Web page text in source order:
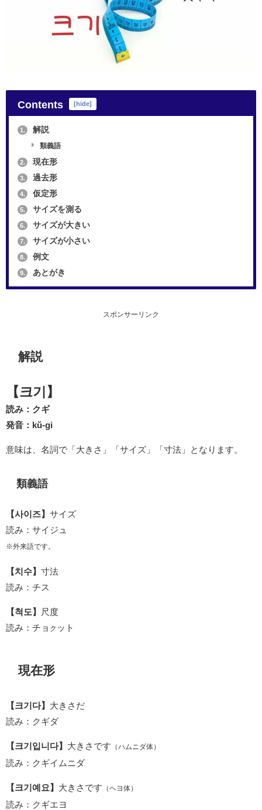
Contents [hide]
1. 解説
類義語
2. 現在形
3. 過去形
4. 仮定形
5. サイズを測る
6. サイズが大きい
7. サイズが小さい
8. 例文
9. あとがき
スポンサーリンク
解説
【크기】
読み：クギ
発音：kŭ-gi
意味は、名詞で「大きさ」「サイズ」「寸法」となります。
類義語
【사이즈】 サイズ
読み：サイジュ
※外来語です。
【치수】 寸法
読み：チス
【척도】
尺度
読み：チョ ク ット
現在形
【크기다】 大きさだ
読み：クギダ
【크기입니다】 大きさです （ハムニダ体）
読み：クギイムニダ
【크기예요】 大きさです （ヘヨ体）
読み：クギエヨ